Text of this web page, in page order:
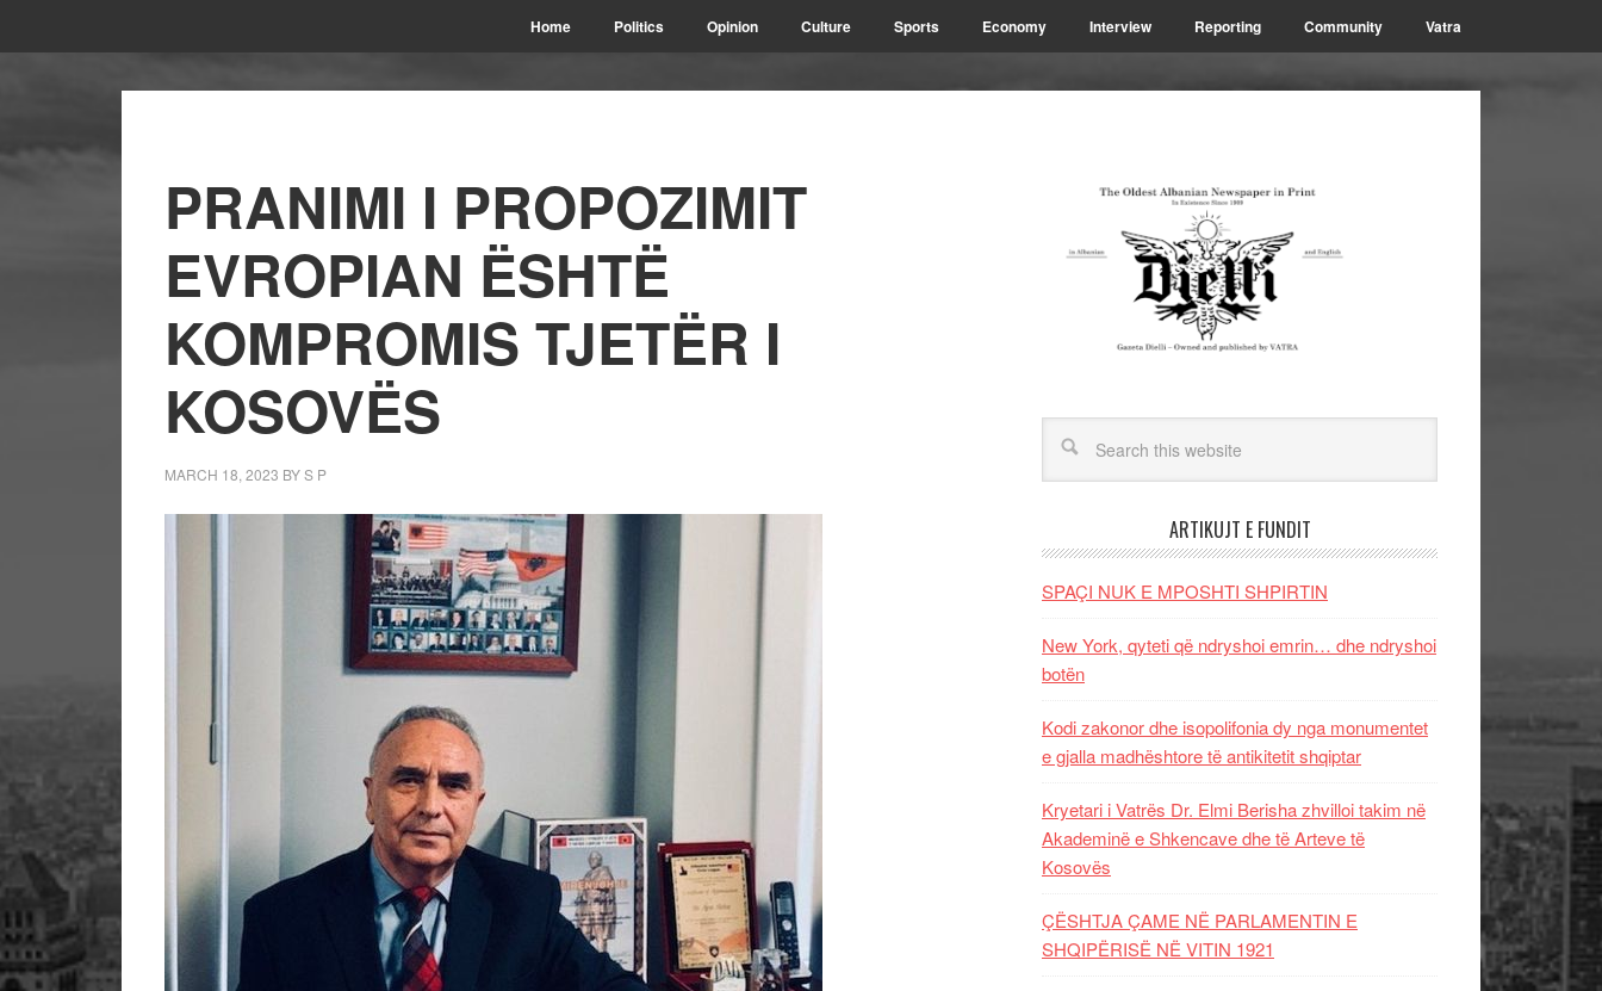
Home Politics Opinion Culture Sports Economy Interview Reporting Community Vatra
PRANIMI I PROPOZIMIT
EVROPIAN ËSHTË
KOMPROMIS TJETËR I
KOSOVËS
MARCH 18, 2023 BYS P
ARTIKUJT E FUNDIT
SPAÇI NUK E MPOSHTI SHPIRTIN
New York, qyteti që ndryshoi emrin… dhe ndryshoi
botën
Kodi zakonor dhe isopolifonia dy nga monumentet
e gjalla madhështore të antikitetit shqiptar
Kryetari i Vatrës Dr. Elmi Berisha zhvilloi takim në
Akademinë e Shkencave dhe të Arteve të
Kosovës
ÇËSHTJA ÇAME NË PARLAMENTIN E
SHQIPËRISË NË VITIN 1921